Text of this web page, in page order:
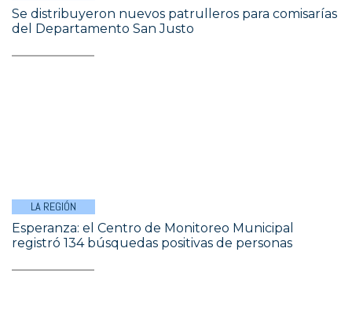
Se distribuyeron nuevos patrulleros para comisarías
del Departamento San Justo
LA REGIÓN
Esperanza: el Centro de Monitoreo Municipal
registró 134 búsquedas positivas de personas